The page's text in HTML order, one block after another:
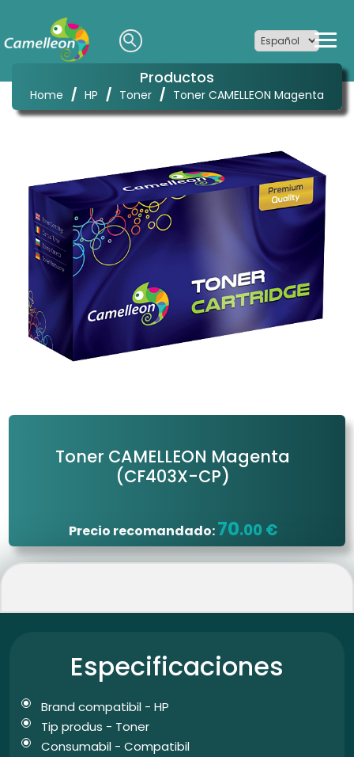
Productos
Home / HP / Toner / Toner CAMELLEON Magenta
Toner CAMELLEON Magenta
(CF403X-CP)
Precio recomandado:70.00 €
Especificaciones
Brand compatibil - HP
Tip produs - Toner
Consumabil - Compatibil